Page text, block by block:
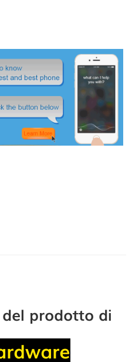
prodotto di